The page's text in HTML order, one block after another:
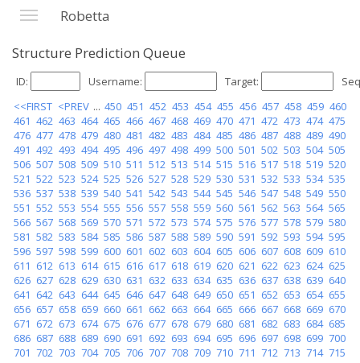
Robetta
Structure Prediction Queue
ID: Username: Target:
<<FIRST <PREV ... 450 451 452 453 454 455 456 457 458 459 460
461 462 463 464 465 466 467 468 469 470 471 472 473 474 475
476 477 478 479 480 481 482 483 484 485 486 487 488 489 490
491 492 493 494 495 496 497 498 499 500 501 502 503 504 505
506 507 508 509 510 511 512 513 514 515 516 517 518 519 520
521 522 523 524 525 526 527 528 529 530 531 532 533 534 535
536 537 538 539 540 541 542 543 544 545 546 547 548 549 550
551 552 553 554 555 556 557 558 559 560 561 562 563 564 565
566 567 568 569 570 571 572 573 574 575 576 577 578 579 580
581 582 583 584 585 586 587 588 589 590 591 592 593 594 595
596 597 598 599 600 601 602 603 604 605 606 607 608 609 610
611 612 613 614 615 616 617 618 619 620 621 622 623 624 625
626 627 628 629 630 631 632 633 634 635 636 637 638 639 640
641 642 643 644 645 646 647 648 649 650 651 652 653 654 655
656 657 658 659 660 661 662 663 664 665 666 667 668 669 670
671 672 673 674 675 676 677 678 679 680 681 682 683 684 685
686 687 688 689 690 691 692 693 694 695 696 697 698 699 700
701 702 703 704 705 706 707 708 709 710 711 712 713 714 715